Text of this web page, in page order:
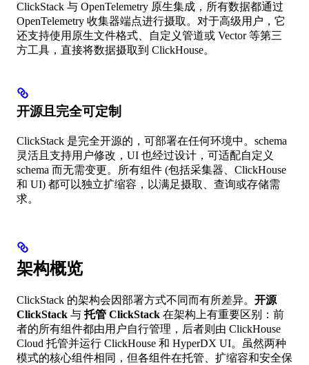
ClickStack 与 OpenTelemetry 原生集成，所有数据都通过
OpenTelemetry 收集器端点进行摄取。对于高级用户，它
还支持使用原生文件格式、自定义管道或 Vector 等第三
方工具，直接将数据摄取到 ClickHouse。
开源且完全可定制
ClickStack 是完全开源的，可部署在任何环境中。schema
灵活且支持用户修改，UI 也经过设计，可适配自定义
schema 而无需变更。所有组件 (包括采集器、ClickHouse
和 UI) 都可以独立扩缩容，以满足摄取、查询或存储需
求。
架构概览
ClickStack 的架构会因部署方式不同而有所差异。 开源
ClickStack 与托管 ClickStack 在架构上有重要区别：前
者的所有组件都由用户自行管理，后者则由 ClickHouse
Cloud 托管并运行 ClickHouse 和 HyperDX UI。虽然两种
模式的核心组件相同，但各组件在托管、扩缩容和安全保